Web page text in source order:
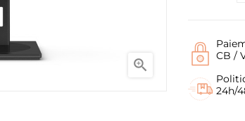

CB /
24h/